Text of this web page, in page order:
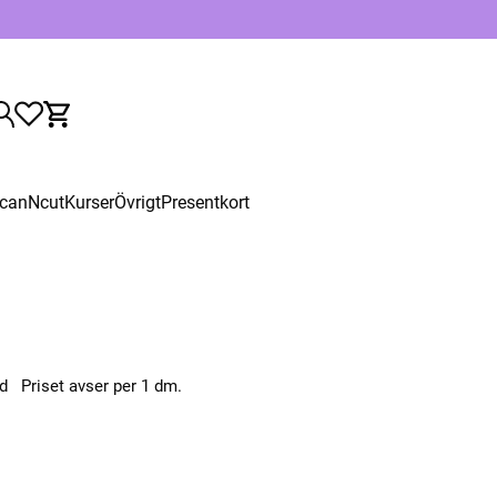
KurserÖvrigtPresentkort
Priset avser per 1 dm.